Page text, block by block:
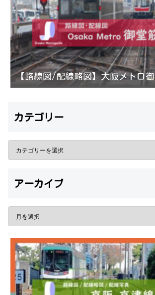
【路線図/配線略図】大阪メトロ
カテゴリー
アーカイブ